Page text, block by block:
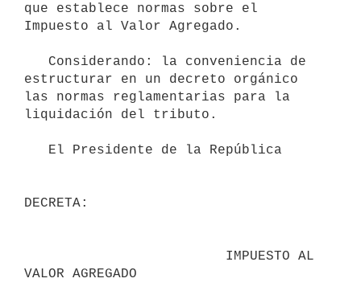
que establece normas sobre el
Impuesto al Valor Agregado.
estructurar en un decreto orgánico
las normas reglamentarias para la
liquidación del tributo.
DECRETA:
VALOR AGREGADO